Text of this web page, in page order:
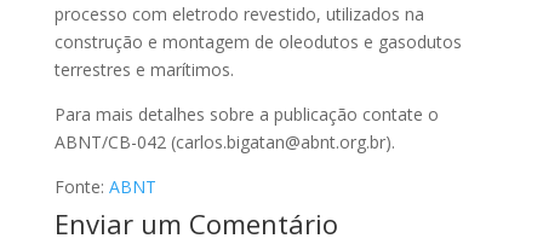
processo com eletrodo revestido, utilizados na
construção e montagem de oleodutos e gasodutos
terrestres e marítimos.
Para mais detalhes sobre a publicação contate o
ABNT/CB-042 (carlos.bigatan@abnt.org.br).
Fonte: ABNT
Enviar um Comentário